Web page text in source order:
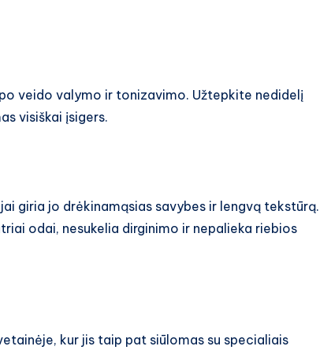
veido valymo ir tonizavimo. Užtepkite nedidelį
visiškai įsigers.
giria jo drėkinamąsias savybes ir lengvą tekstūrą.
odai, nesukelia dirginimo ir nepalieka riebios
kur jis taip pat siūlomas su specialiais